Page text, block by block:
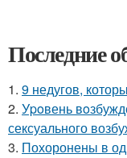
Последние
1. 9 недугов,
2. Уpoвень
сексуального
3. Похоронены в